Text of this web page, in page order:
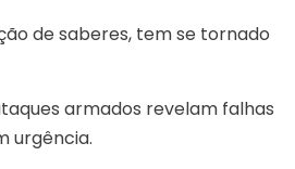
de saberes, tem se tornado
armados revelam falhas
urgência.